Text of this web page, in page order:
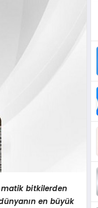
bitkilerden
n en büyük